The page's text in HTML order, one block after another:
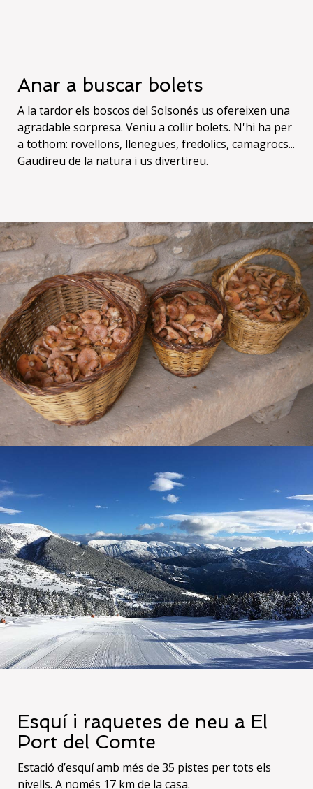
Anar a buscar bolets
A la tardor els boscos del Solsonés us ofereixen una
agradable sorpresa. Veniu a collir bolets. N'hi ha per
a tothom: rovellons, llenegues, fredolics, camagrocs...
Gaudireu de la natura i us divertireu.
Esquí i raquetes de neu a El
Port del Comte
Estació d’esquí amb més de 35 pistes per tots els
nivells. A només 17 km de la casa.